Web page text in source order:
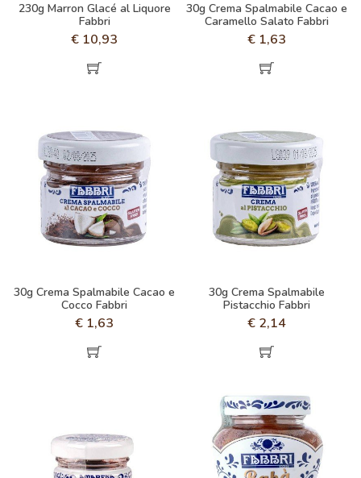
230g Marron Glacé al Liquore
Fabbri
€ 10,93
30g Crema Spalmabile Cacao e
Caramello Salato Fabbri
€ 1,63
30g Crema Spalmabile Cacao e
Cocco Fabbri
€ 1,63
30g Crema Spalmabile
Pistacchio Fabbri
€ 2,14